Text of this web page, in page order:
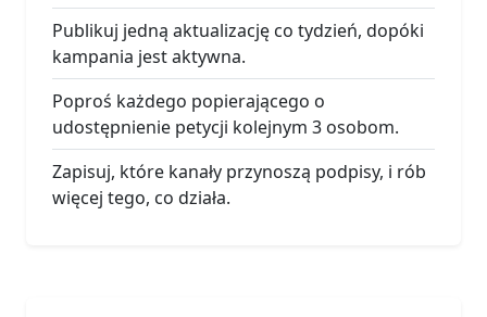
Publikuj jedną aktualizację co tydzień, dopóki
kampania jest aktywna.
Poproś każdego popierającego o
udostępnienie petycji kolejnym 3 osobom.
Zapisuj, które kanały przynoszą podpisy, i rób
więcej tego, co działa.